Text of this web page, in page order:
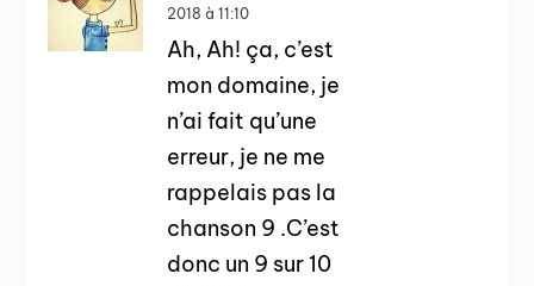
2018 à 11:10
Ah, Ah! ça, c’est
mon domaine, je
n’ai fait qu’une
erreur, je ne me
rappelais pas la
chanson 9 .C’est
donc un 9 sur 10